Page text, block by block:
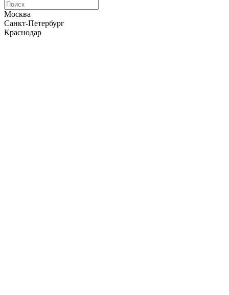
Москва
Санкт-Петербург
Краснодар